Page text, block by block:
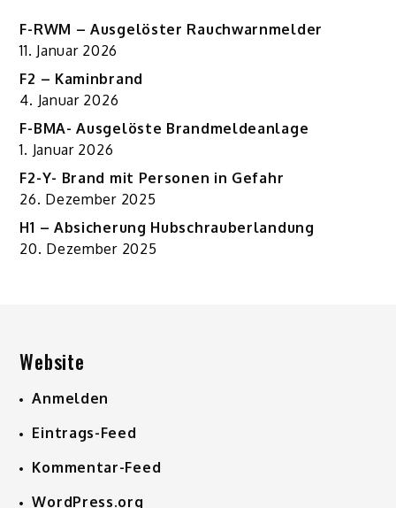
F-RWM – Ausgelöster Rauchwarnmelder
11. Januar 2026
F2 – Kaminbrand
4. Januar 2026
F-BMA- Ausgelöste Brandmeldeanlage
1. Januar 2026
F2-Y- Brand mit Personen in Gefahr
26. Dezember 2025
H1 – Absicherung Hubschrauberlandung
20. Dezember 2025
Website
Anmelden
Eintrags-Feed
Kommentar-Feed
WordPress.org